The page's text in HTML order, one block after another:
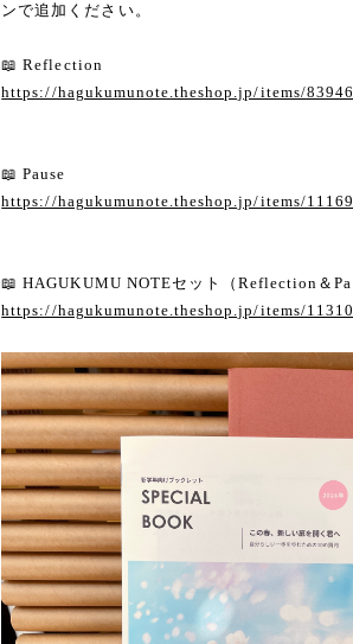
ンで追加ください。
📖 Reflection
https://hagukumunote.theshop.jp/items/
📖 Pause
https://hagukumunote.theshop.jp/items/
📖 HAGUKUMU NOTEセット（Reflection＆
https://hagukumunote.theshop.jp/items/